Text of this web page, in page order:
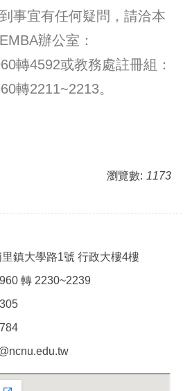
事宜有任何疑問，請洽本
辦公室：
轉4592或教務處註冊組：
轉2211~2213。
瀏覽數: 1173
鎮大學路1號 行政大樓4樓
轉 2230~2239